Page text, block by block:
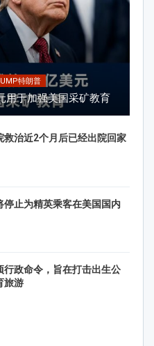
特朗普
用于加强美国采矿教育
救治近2个月后已经出院回家
停止为精英乘客在美国国内
行政命令，旨在打击出生公
旅游